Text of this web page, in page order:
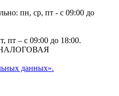
пн, ср, пт - с 09:00 до
пт – с 09:00 до 18:00.
данных».